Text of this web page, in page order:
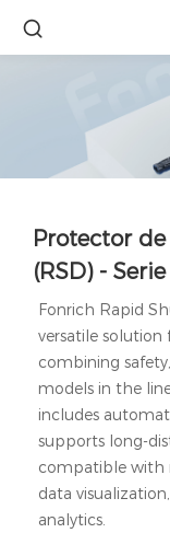
Protector
(RSD) -
Fonrich Rapid
versatile solution
combining
models in the
includes
supports long-
compatible with
data
analytics.